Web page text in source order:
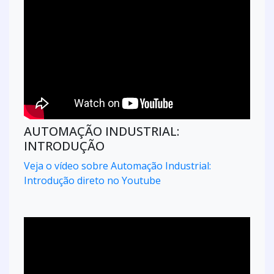
AUTOMAÇÃO INDUSTRIAL:
INTRODUÇÃO
Veja o vídeo sobre Automação Industrial:
Introdução direto no Youtube